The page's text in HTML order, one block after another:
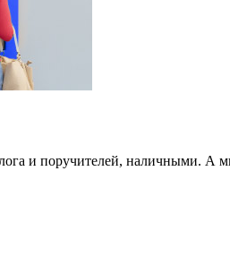
и поручителей, наличными. А